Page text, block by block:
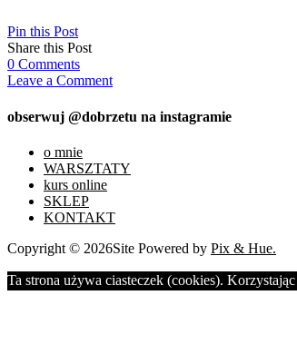
Pin this Post
Share this Post
0 Comments
Leave a Comment
obserwuj @dobrzetu na instagramie
o mnie
WARSZTATY
kurs online
SKLEP
KONTAKT
Copyright © 2026Site Powered by Pix & Hue.
Ta strona używa ciasteczek (cookies).